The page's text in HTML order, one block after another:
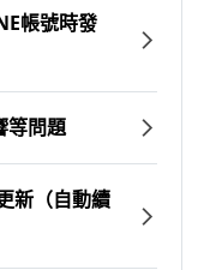
帳號時發
等問題
新（自動續